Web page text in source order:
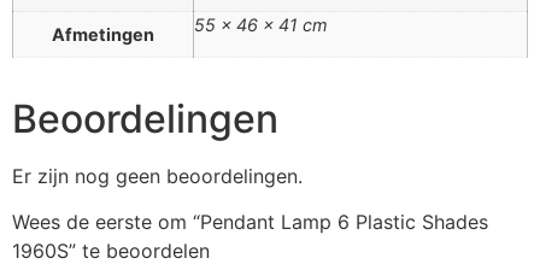
Afmetingen 55 × 46 × 41 cm
Beoordelingen
Er zijn nog geen beoordelingen.
Wees de eerste om “Pendant Lamp 6 Plastic Shades
1960S” te beoordelen